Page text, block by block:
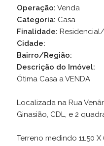
Operação: Venda
Categoria: Casa
Finalidade:
Cidade:
Bairro/Região:
Descrição do Imóvel:
Ótima Casa a VENDA
Localizada na Rua
Ginasião, CDL, e 2
Terreno medindo 11.50